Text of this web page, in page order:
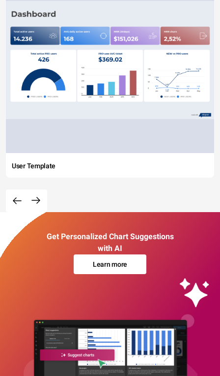
User Template
Get Personalized Chart Suggestions
with AI
Learn more